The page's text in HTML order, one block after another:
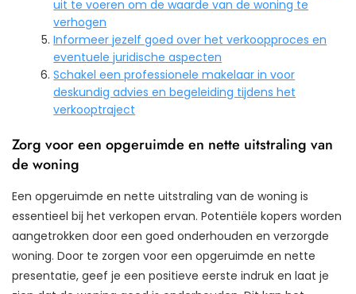
uit te voeren om de waarde van de woning te
verhogen
Informeer jezelf goed over het verkoopproces en
eventuele juridische aspecten
Schakel een professionele makelaar in voor
deskundig advies en begeleiding tijdens het
verkooptraject
Zorg voor een opgeruimde en nette uitstraling van
de woning
Een opgeruimde en nette uitstraling van de woning is
essentieel bij het verkopen ervan. Potentiële kopers worden
aangetrokken door een goed onderhouden en verzorgde
woning. Door te zorgen voor een opgeruimde en nette
presentatie, geef je een positieve eerste indruk en laat je